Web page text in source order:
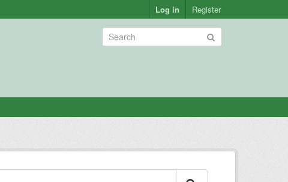
Log in Register